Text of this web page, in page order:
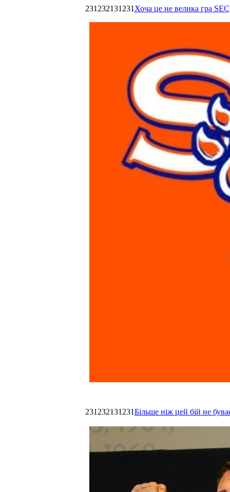
231232131231 Хоча це не велика гра
231232131231Більше ніж цей бій не